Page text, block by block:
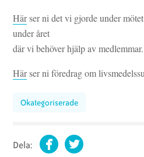
Försöksdjurens dag, 24 april
Delta på Djurens Rätts
Härser ni det vi gjorde under
under året
där vi behöver hjälp av medlemmar.
Härser ni föredrag om
Okategoriserade
Dela: FacebookTwitter